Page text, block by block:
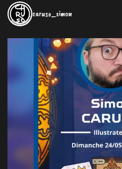
caruso_simon